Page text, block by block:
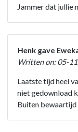
Jammer dat jullie
Henk gave
Written on: 05-
Laatste tijd heel
niet gedownload
Buiten bewaartijd